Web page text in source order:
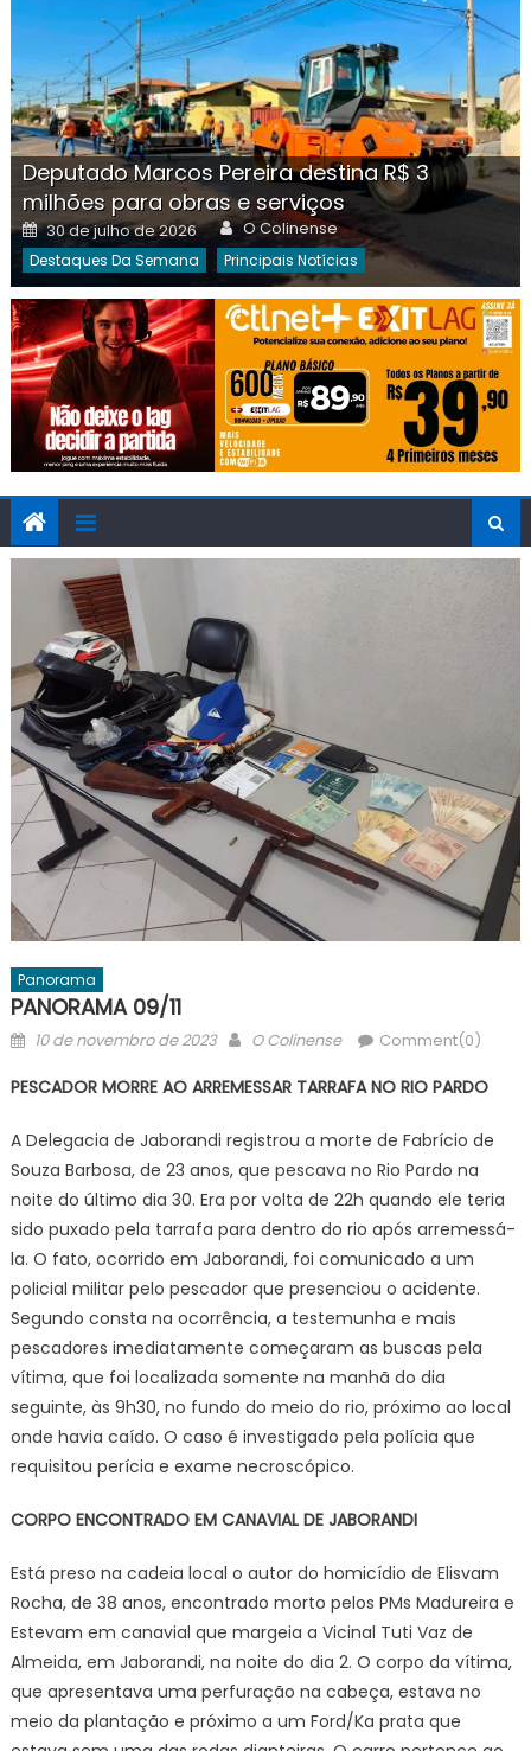
Deputado Marcos Pereira destina R$ 3
milhões para obras e serviços
Posted
on
30 de julho de 2026 Author
O Colinense
Destaques Da Semana Principais Notícias
Panorama
PANORAMA 09/11
Posted
10 de novembro de 2023 Author
O Colinense Comment(0)
PESCADOR MORRE AO ARREMESSAR TARRAFA NO RIO PARDO
A Delegacia de Jaborandi registrou a morte de Fabrício de
Souza Barbosa, de 23 anos, que pescava no Rio Pardo na
noite do último dia 30. Era por volta de 22h quando ele teria
sido puxado pela tarrafa para dentro do rio após arremessá-
la. O fato, ocorrido em Jaborandi, foi comunicado a um
policial militar pelo pescador que presenciou o acidente.
Segundo consta na ocorrência, a testemunha e mais
pescadores imediatamente começaram as buscas pela
vítima, que foi localizada somente na manhã do dia
seguinte, às 9h30, no fundo do meio do rio, próximo ao local
onde havia caído. O caso é investigado pela polícia que
requisitou perícia e exame necroscópico.
CORPO ENCONTRADO EM CANAVIAL DE JABORANDI
Está preso na cadeia local o autor do homicídio de Elisvam
Rocha, de 38 anos, encontrado morto pelos PMs Madureira e
Estevam em canavial que margeia a Vicinal Tuti Vaz de
Almeida, em Jaborandi, na noite do dia 2. O corpo da vítima,
que apresentava uma perfuração na cabeça, estava no
meio da plantação e próximo a um Ford/Ka prata que